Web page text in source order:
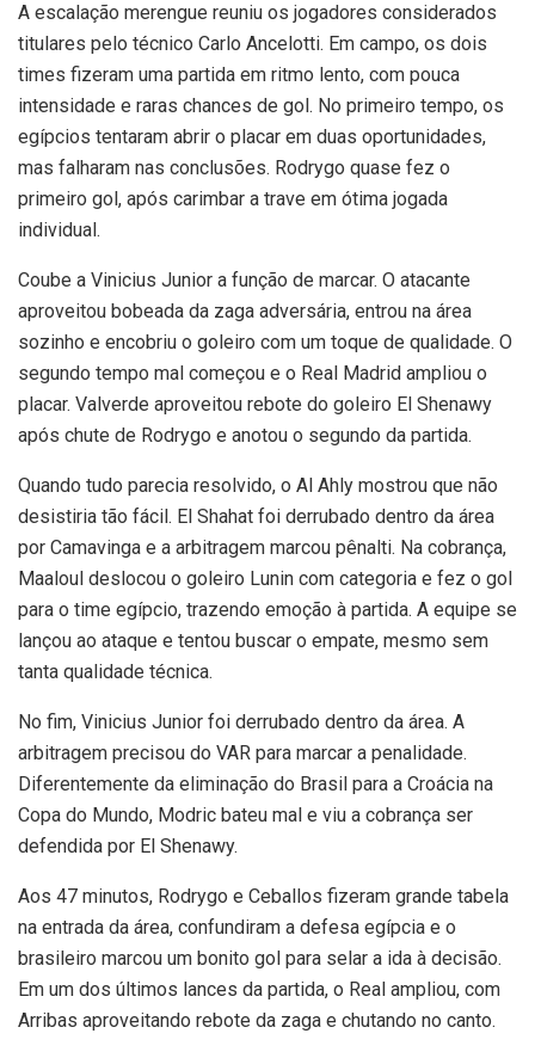
A escalação merengue reuniu os jogadores considerados
titulares pelo técnico Carlo Ancelotti. Em campo, os dois
times fizeram uma partida em ritmo lento, com pouca
intensidade e raras chances de gol. No primeiro tempo, os
egípcios tentaram abrir o placar em duas oportunidades,
mas falharam nas conclusões. Rodrygo quase fez o
primeiro gol, após carimbar a trave em ótima jogada
individual.
Coube a Vinicius Junior a função de marcar. O atacante
aproveitou bobeada da zaga adversária, entrou na área
sozinho e encobriu o goleiro com um toque de qualidade. O
segundo tempo mal começou e o Real Madrid ampliou o
placar. Valverde aproveitou rebote do goleiro El Shenawy
após chute de Rodrygo e anotou o segundo da partida.
Quando tudo parecia resolvido, o Al Ahly mostrou que não
desistiria tão fácil. El Shahat foi derrubado dentro da área
por Camavinga e a arbitragem marcou pênalti. Na cobrança,
Maaloul deslocou o goleiro Lunin com categoria e fez o gol
para o time egípcio, trazendo emoção à partida. A equipe se
lançou ao ataque e tentou buscar o empate, mesmo sem
tanta qualidade técnica.
No fim, Vinicius Junior foi derrubado dentro da área. A
arbitragem precisou do VAR para marcar a penalidade.
Diferentemente da eliminação do Brasil para a Croácia na
Copa do Mundo, Modric bateu mal e viu a cobrança ser
defendida por El Shenawy.
Aos 47 minutos, Rodrygo e Ceballos fizeram grande tabela
na entrada da área, confundiram a defesa egípcia e o
brasileiro marcou um bonito gol para selar a ida à decisão.
Em um dos últimos lances da partida, o Real ampliou, com
Arribas aproveitando rebote da zaga e chutando no canto.